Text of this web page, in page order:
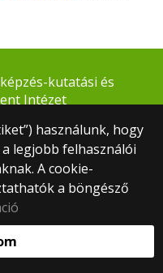
használunk, hogy
legjobb felhasználói
A cookie-
a böngésző
kutatási és
Intézet
3854